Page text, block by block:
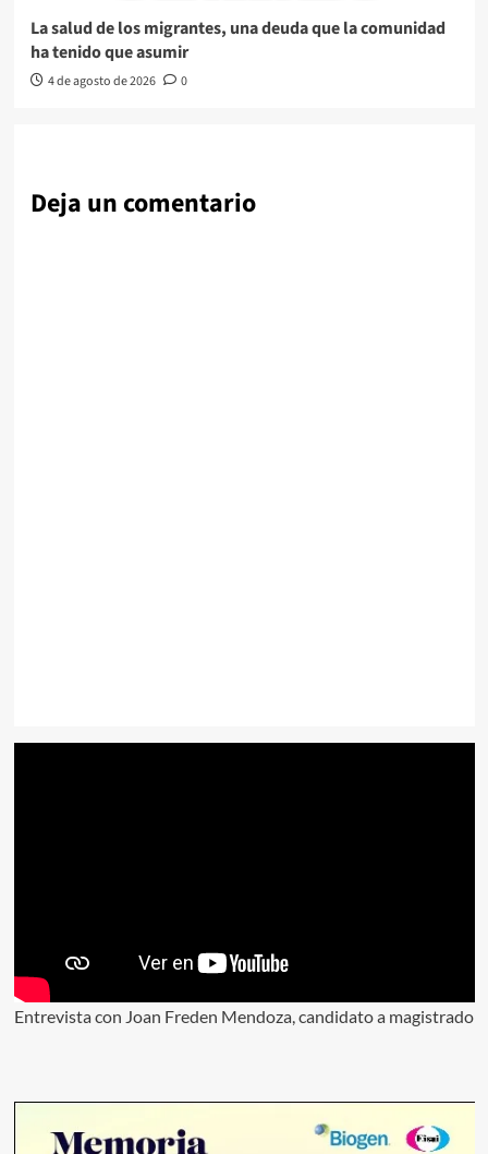
La salud de los migrantes, una deuda que la comunidad
ha tenido que asumir
4 de agosto de 2026 0
Deja un comentario
Entrevista con Joan Freden Mendoza, candidato a magistrado